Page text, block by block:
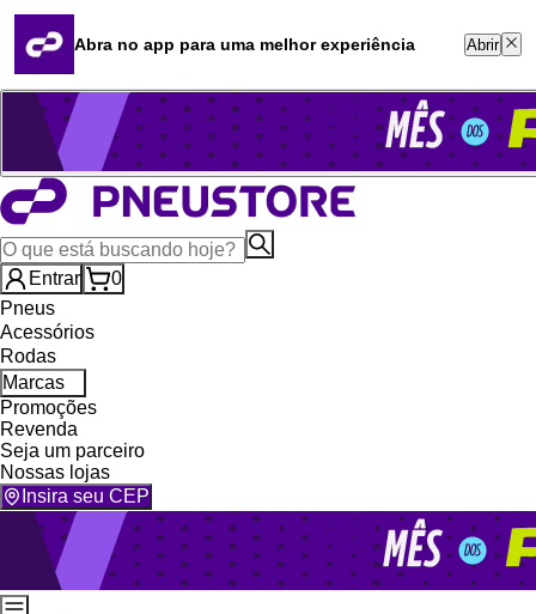
Quero revender
Blog
Whatsapp (16) 99764-8401
Televendas (47) 3046-2551
Entrar
0
Pneus
Acessórios
Rodas
Marcas
Promoções
Revenda
Seja um parceiro
Nossas lojas
Insira seu CEP
Abra no app para uma melhor experiência Abrir